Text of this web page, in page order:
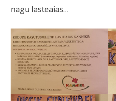
nagu lasteaias…